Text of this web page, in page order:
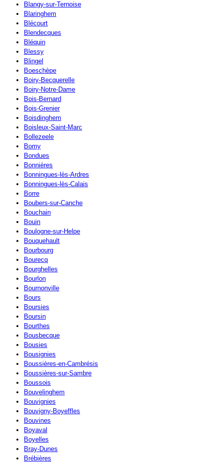
Blangy-sur-Ternoise
Blaringhem
Blécourt
Blendecques
Bléquin
Blessy
Blingel
Boeschèpe
Boiry-Becquerelle
Boiry-Notre-Dame
Bois-Bernard
Bois-Grenier
Boisdinghem
Boisleux-Saint-Marc
Bollezeele
Bomy
Bondues
Bonnières
Bonningues-lès-Ardres
Bonningues-lès-Calais
Borre
Boubers-sur-Canche
Bouchain
Bouin
Boulogne-sur-Helpe
Bouquehault
Bourbourg
Bourecq
Bourghelles
Bourlon
Bournonville
Bours
Boursies
Boursin
Bourthes
Bousbecque
Bousies
Bousignies
Boussières-en-Cambrésis
Boussières-sur-Sambre
Boussois
Bouvelinghem
Bouvignies
Bouvigny-Boyeffles
Bouvines
Boyaval
Boyelles
Bray-Dunes
Brébières